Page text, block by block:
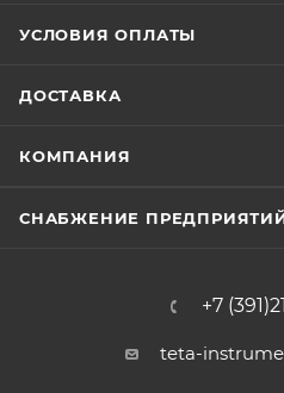
УСЛОВИЯ ОПЛАТЫ
ДОСТАВКА
КОМПАНИЯ
СНАБЖЕНИЕ
+7
teta-